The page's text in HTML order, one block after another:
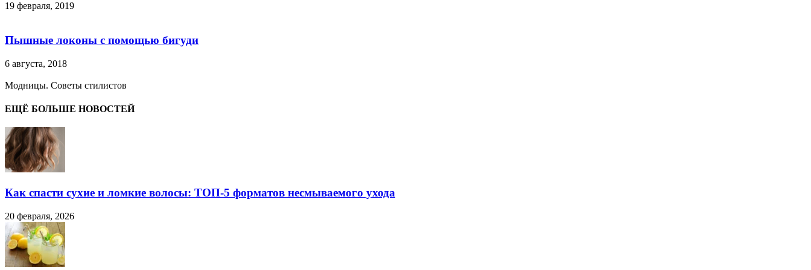
19 февраля, 2019
Пышные локоны с помощью бигуди
6 августа, 2018
Модницы. Советы стилистов
ЕЩЁ БОЛЬШЕ НОВОСТЕЙ
Как спасти сухие и ломкие волосы: ТОП-5 форматов несмываемого ухода
20 февраля, 2026